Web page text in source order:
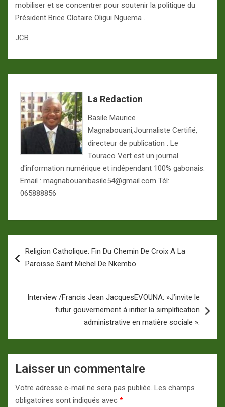
mobiliser et se concentrer pour soutenir la politique du
Président Brice Clotaire Oligui Nguema .
JCB
La Redaction
Basile Maurice
Magnabouani,Journaliste Certifié,
directeur de publication . Le
Touraco Vert est un journal
d'information numérique et indépendant 100% gabonais.
Email : magnabouanibasile54@gmail.com Tél:
065888856
de
Religion Catholique: Fin Du Chemin De Croix A La
Paroisse Saint Michel De Nkembo
Interview /Francis Jean JacquesEVOUNA: »J’invite le
futur gouvernement à initier la simplification
administrative en matière sociale ».
Laisser un commentaire
Votre adresse e-mail ne sera pas publiée. Les champs
obligatoires sont indiqués avec *